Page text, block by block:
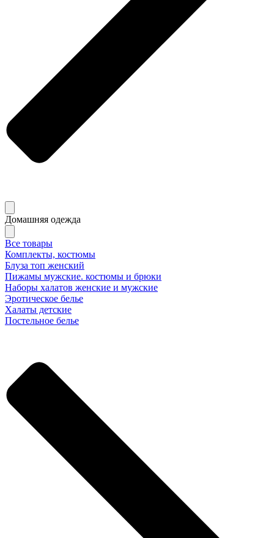
Домашняя одежда
Все товары
Комплекты, костюмы
Блуза топ женский
Пижамы мужские. костюмы и брюки
Наборы халатов женские и мужские
Эротическое белье
Халаты детские
Постельное белье